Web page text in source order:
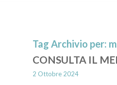
Tag Archivio per:
CONSULTA IL
2 Ottobre 2024